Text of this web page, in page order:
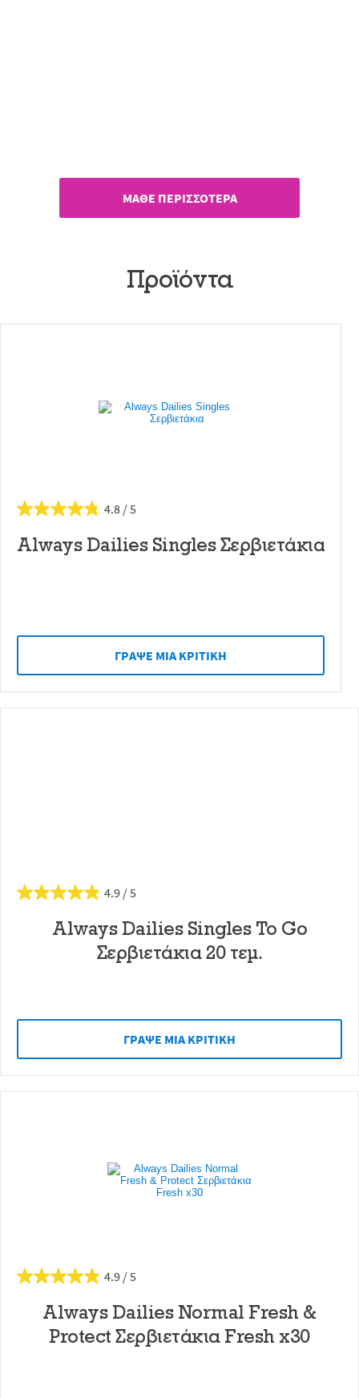
ΜΑΘΕ ΠΕΡΙΣΣΟΤΕΡΑ
Προϊόντα
4.8
Always Dailies Singles Σερβιετάκια
ΓΡAΨΕ ΜIΑ ΚΡΙΤΙΚH
4.9
Always Dailies Singles To Go
Σερβιετάκια 20 τεμ.
ΓΡAΨΕ ΜIΑ ΚΡΙΤΙΚH
4.9
Always Dailies Normal Fresh &
Protect Σερβιετάκια Fresh x30